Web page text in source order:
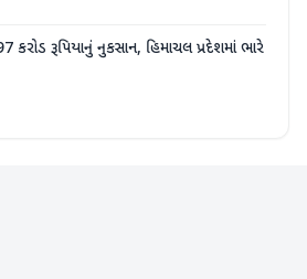
કરોડ રૂપિયાનું નુકસાન, હિમાચલ પ્રદેશમાં ભારે